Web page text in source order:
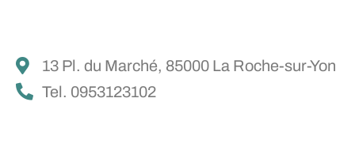
13 Pl. du Marché, 85000 La Roche-sur-Yon
Tel. 0953123102